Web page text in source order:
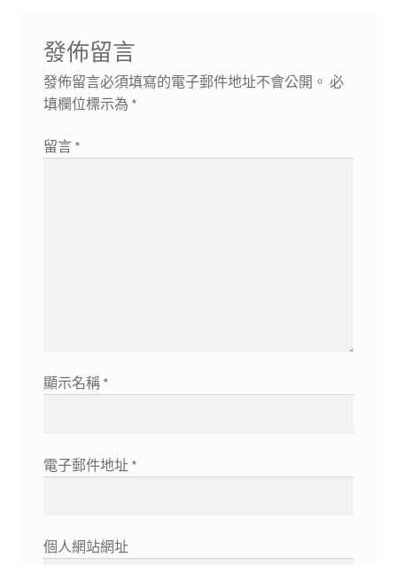
發佈留言
發佈留言必須填寫的電子郵件地址不會公開。 必
填欄位標示為 *
留言 *
顯示名稱 *
電子郵件地址 *
個人網站網址